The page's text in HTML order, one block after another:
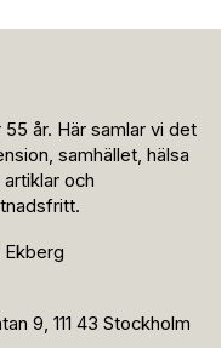
år. Här samlar vi det
samhället, hälsa
och
9, 111 43 Stockholm